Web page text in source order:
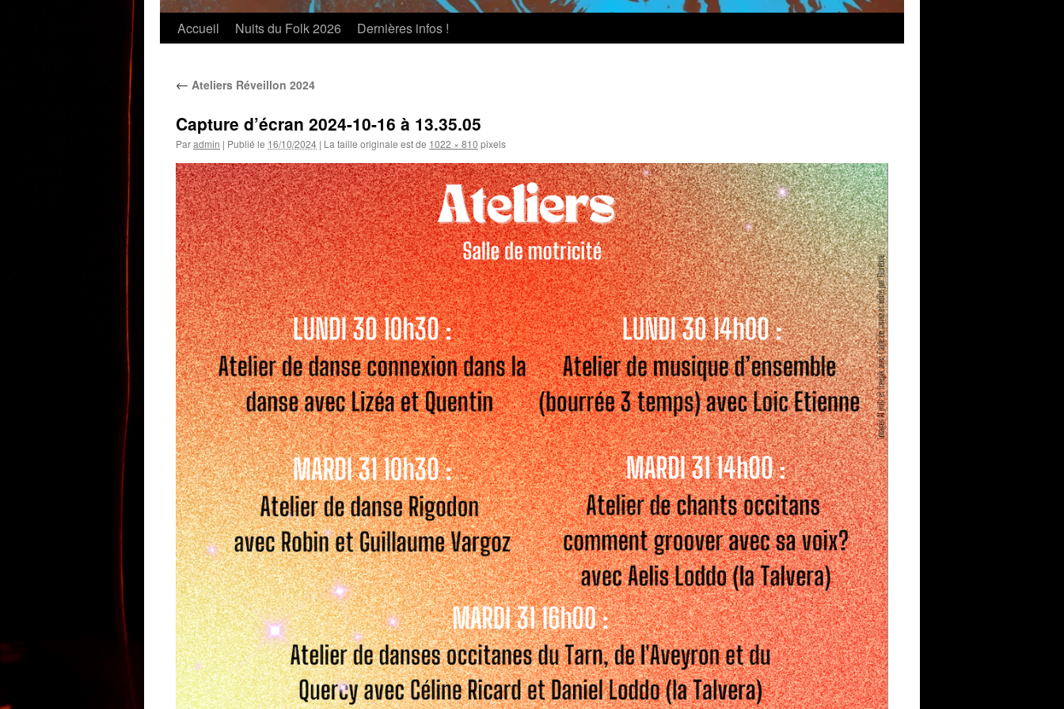
Accueil Nuits du Folk 2026 Dernières infos !
← Ateliers Réveillon 2024
Capture d’écran 2024-10-16 à 13.35.05
Paradmin | Publié le 16/10/2024 | La taille originale est de 1022 × 810 pixels